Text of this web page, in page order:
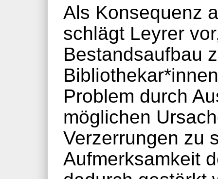
Als Konsequenz
schlägt Leyrer
Bestandsaufbau
Problem durch
möglichen
Verzerrungen zu
Aufmerksamkeit